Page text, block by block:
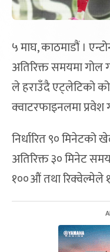
५ माघ, काठमाडौं ।
अतिरिक्त समयमा गोल
ले हराउँदै एट्लेटिको
क्वाटरफाइनलमा प्रवेश
निर्धारित ९०
अतिरिक्त ३० मिनेट
१००औं तथा रिक्वेल्मेले